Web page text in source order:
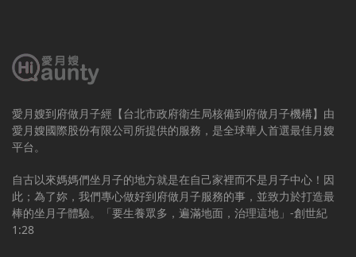
愛月嫂到府做月子經【台北市政府衛生局核備到府做月子機構】由
愛月嫂國際股份有限公司所提供的服務，是全球華人首選最佳月嫂
平台。
自古以來媽媽們坐月子的地方就是在自己家裡而不是月子中心！因
此；為了妳，我們專心做好到府做月子服務的事，並致力於打造最
棒的坐月子體驗。「要生養眾多，遍滿地面，治理這地」-創世紀
1:28